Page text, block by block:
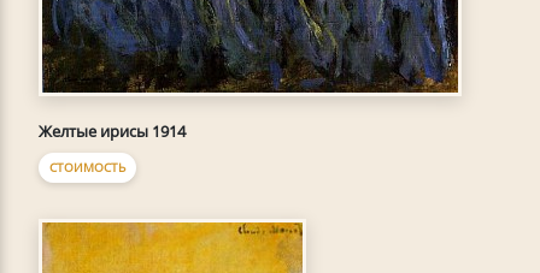
Желтые ирисы 1914
СТОИМОСТЬ